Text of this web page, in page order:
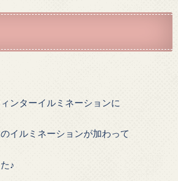
ンターイルミネーションに
イルミネーションが加わって
♪